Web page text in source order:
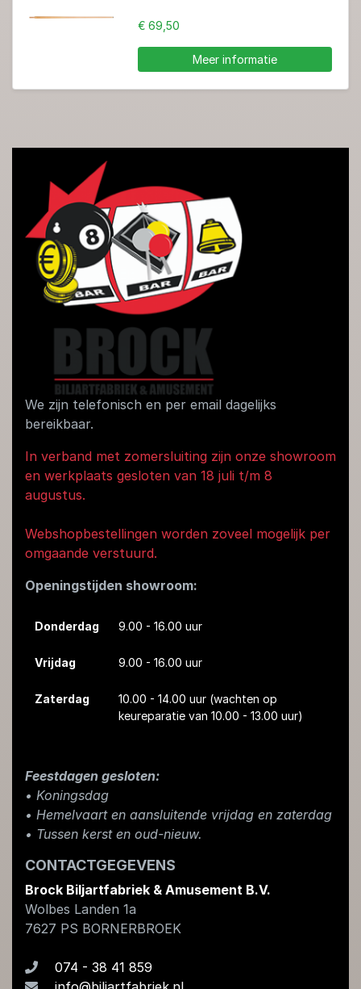
€ 69,50
Meer informatie
We zijn telefonisch en per email dagelijks
bereikbaar.
In verband met zomersluiting zijn onze showroom
en werkplaats gesloten van 18 juli t/m 8
augustus.
Webshopbestellingen worden zoveel mogelijk per
omgaande verstuurd.
Openingstijden showroom:
Donderdag 9.00 - 16.00 uur
Vrijdag 9.00 - 16.00 uur
Zaterdag 10.00 - 14.00 uur (wachten op
keureparatie van 10.00 - 13.00 uur)
Feestdagen gesloten:
• Koningsdag
​• Hemelvaart en aansluitende vrijdag en zaterdag
• Tussen kerst en oud-nieuw.
CONTACTGEGEVENS
Brock Biljartfabriek & Amusement B.V.
Wolbes Landen 1a
7627 PS BORNERBROEK
074 - 38 41 859